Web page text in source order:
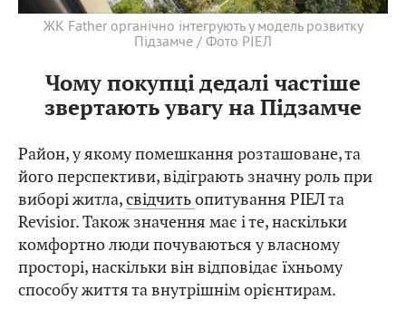
ЖК Father органічно інтегрують у модель розвитку
Підзамче / Фото РІЕЛ
Чому покупці дедалі частіше
звертають увагу на Підзамче
Район, у якому помешкання розташоване, та
його перспективи, відіграють значну роль при
виборі житла,свідчитьопитування РІЕЛ та
Revisior. Також значення має і те, наскільки
комфортно люди почуваються у власному
просторі, наскільки він відповідає їхньому
способу життя та внутрішнім орієнтирам.